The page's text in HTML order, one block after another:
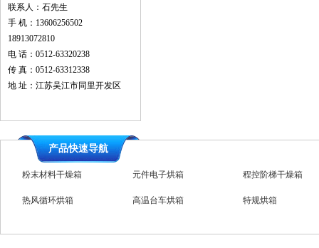
联系人：石先生
手 机：13606256502
18913072810
电 话：0512-63320238
传 真：0512-63312338
地 址：江苏吴江市同里开发区
产品快速导航
粉末材料干燥箱
干燥箱